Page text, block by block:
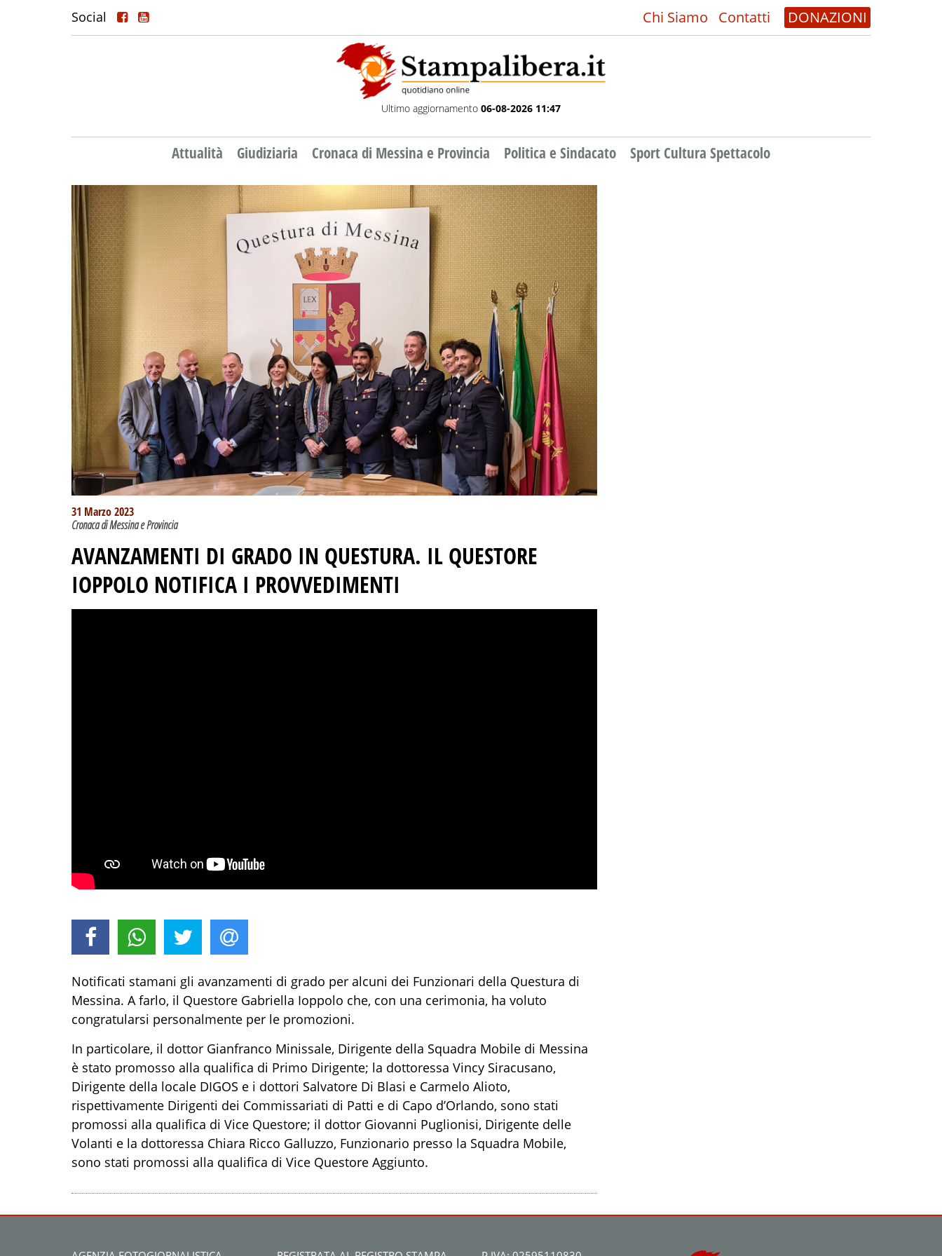
Social Chi Siamo Contatti DONAZIONI
Ultimo aggiornamento 06-08-2026 11:47
Attualità Giudiziaria Cronaca di Messina e Provincia Politica e Sindacato Sport Cultura Spettacolo
31 Marzo 2023
Cronaca di Messina e Provincia
AVANZAMENTI DI GRADO IN QUESTURA. IL QUESTORE
IOPPOLO NOTIFICA I PROVVEDIMENTI
Notificati stamani gli avanzamenti di grado per alcuni dei Funzionari della Questura di
Messina. A farlo, il Questore Gabriella Ioppolo che, con una cerimonia, ha voluto
congratularsi personalmente per le promozioni.
In particolare, il dottor Gianfranco Minissale, Dirigente della Squadra Mobile di Messina
è stato promosso alla qualifica di Primo Dirigente; la dottoressa Vincy Siracusano,
Dirigente della locale DIGOS e i dottori Salvatore Di Blasi e Carmelo Alioto,
rispettivamente Dirigenti dei Commissariati di Patti e di Capo d’Orlando, sono stati
promossi alla qualifica di Vice Questore; il dottor Giovanni Puglionisi, Dirigente delle
Volanti e la dottoressa Chiara Ricco Galluzzo, Funzionario presso la Squadra Mobile,
sono stati promossi alla qualifica di Vice Questore Aggiunto.